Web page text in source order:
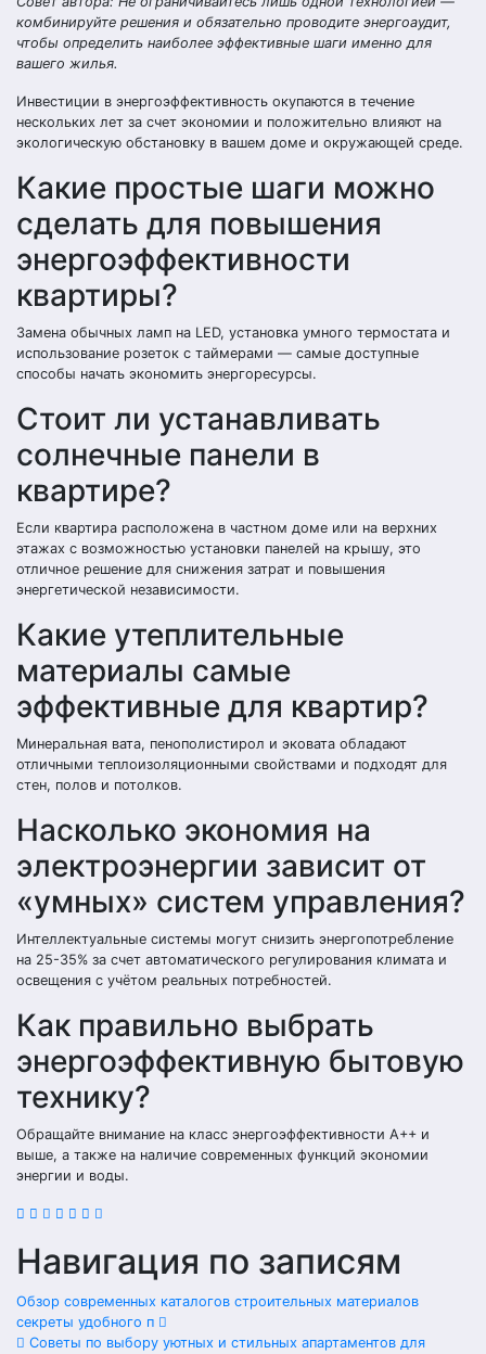
комбинируйте решения и обязательно проводите энергоаудит,
чтобы определить наиболее эффективные шаги именно для
вашего жилья.
Инвестиции в энергоэффективность окупаются в течение
нескольких лет за счет экономии и положительно влияют на
экологическую обстановку в вашем доме и окружающей среде.
Какие простые шаги можно
сделать для повышения
энергоэффективности
квартиры?
Замена обычных ламп на LED, установка умного термостата и
использование розеток с таймерами — самые доступные
способы начать экономить энергоресурсы.
Стоит ли устанавливать
солнечные панели в
квартире?
Если квартира расположена в частном доме или на верхних
этажах с возможностью установки панелей на крышу, это
отличное решение для снижения затрат и повышения
энергетической независимости.
Какие утеплительные
материалы самые
эффективные для квартир?
Минеральная вата, пенополистирол и эковата обладают
отличными теплоизоляционными свойствами и подходят для
стен, полов и потолков.
Насколько экономия на
электроэнергии зависит от
«умных» систем управления?
Интеллектуальные системы могут снизить энергопотребление
на 25-35% за счет автоматического регулирования климата и
освещения с учётом реальных потребностей.
Как правильно выбрать
энергоэффективную бытовую
технику?
Обращайте внимание на класс энергоэффективности A++ и
выше, а также на наличие современных функций экономии
энергии и воды.
Навигация по записям
Обзор современных каталогов строительных материалов
секреты удобного п
Советы по выбору уютных и стильных апартаментов для